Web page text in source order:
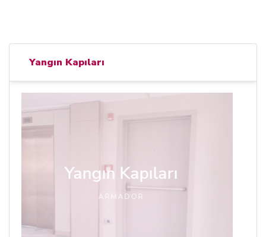
Yangın Kapıları
Yangın Kapıları
ARMADOR